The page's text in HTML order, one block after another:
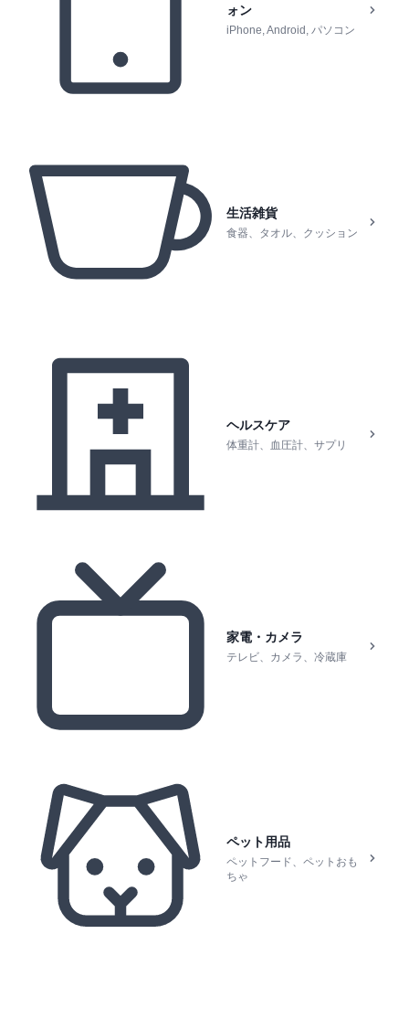
ォン
iPhone, Android, パソコン
生活雑貨
食器、タオル、クッション
ヘルスケア
体重計、血圧計、サプリ
家電・カメラ
テレビ、カメラ、冷蔵庫
ペット用品
ペットフード、ペットおも
ちゃ